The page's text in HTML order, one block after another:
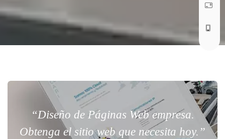
“Diseño de Páginas Web empresa.
Obtenga el sitio web que necesita hoy.”